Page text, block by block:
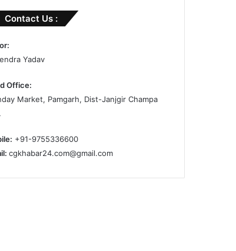
Contact Us :
Yadav
Office:
Market, Pamgarh, Dist-Janjgir Champa
+91-9755336600
cgkhabar24.com@gmail.com